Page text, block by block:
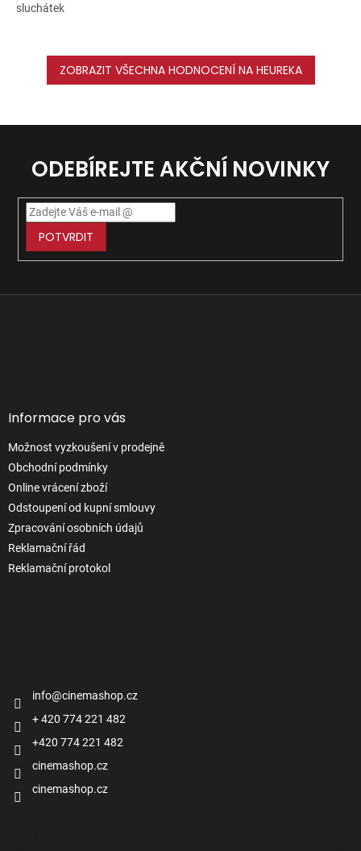
sluchátek
ZOBRAZIT VŠECHNA HODNOCENÍ NA HEUREKA
ODEBÍREJTE AKČNÍ NOVINKY
POTVRDIT
Z
Informace pro vás
Možnost vyzkoušení v prodejně
Obchodní podmínky
Online vrácení zboží
Odstoupení od kupní smlouvy
Zpracování osobních údajů
Reklamační řád
Reklamační protokol
info@cinemashop.cz
+ 420 774 221 482
+420 774 221 482
cinemashop.cz
cinemashop.cz